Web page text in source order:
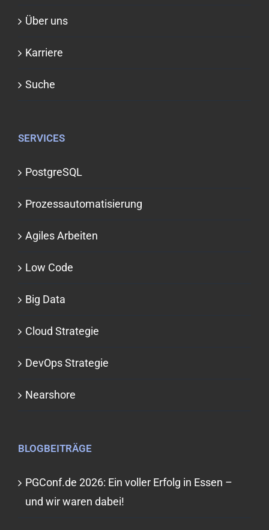
Über uns
Karriere
Suche
SERVICES
PostgreSQL
Prozessauto­matisierung
Agiles Arbeiten
Low Code
Big Data
Cloud Strategie
DevOps Strategie
Nearshore
BLOGBEITRÄGE
PGConf.de 2026: Ein voller Erfolg in Essen –
und wir waren dabei!